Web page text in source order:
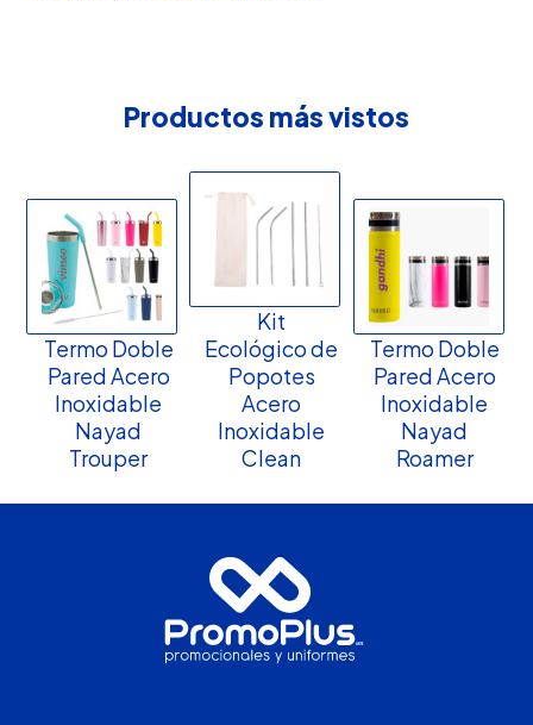
Productos más vistos
Termo Doble
Pared Acero
Inoxidable
Nayad
Trouper
Kit
Ecológico de
Popotes
Acero
Inoxidable
Clean
Termo Doble
Pared Acero
Inoxidable
Nayad
Roamer